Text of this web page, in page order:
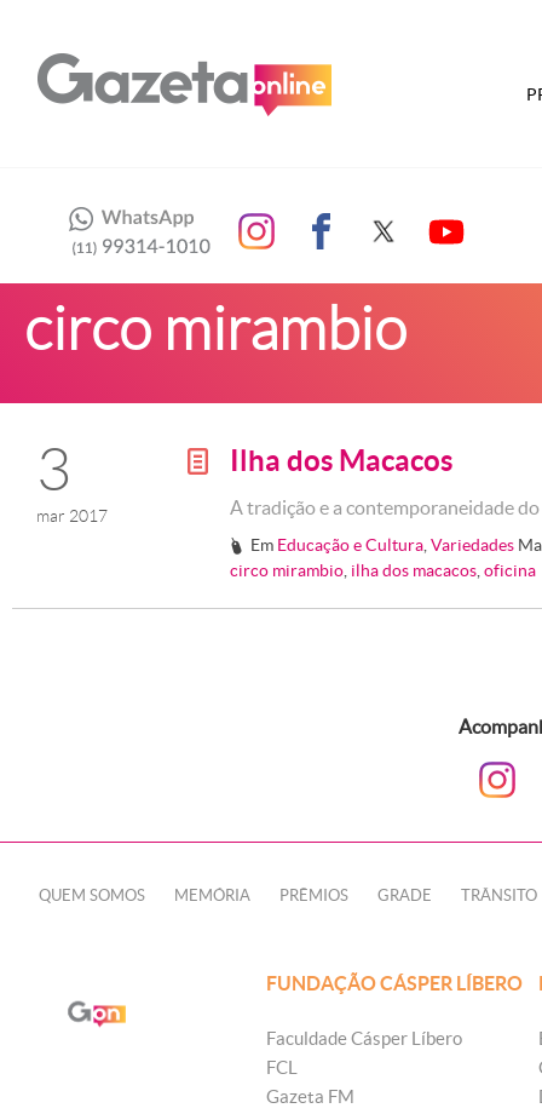
circo mirambio
3
mar 2017
g Ilha dos Macacos
A tradição e a contemporaneidade
# Em Educação e Cultura ,Variedades
circo mirambio ilha dos macacos oficina
QUEM SOMOS MEMÓRIA PRÊMIOS GRADE TRÂNSITO
FUNDAÇÃO CÁSPER LÍBERO
Faculdade Cásper Líbero
FCL
Gazeta FM